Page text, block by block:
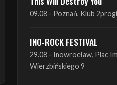
09.08 - Poznań, Klub 2progi
INO-ROCK FESTIVAL